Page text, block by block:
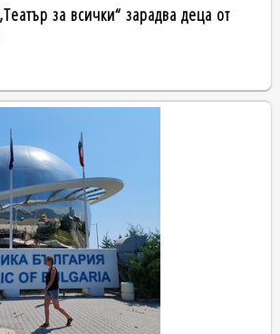
за всички“ зарадва деца от